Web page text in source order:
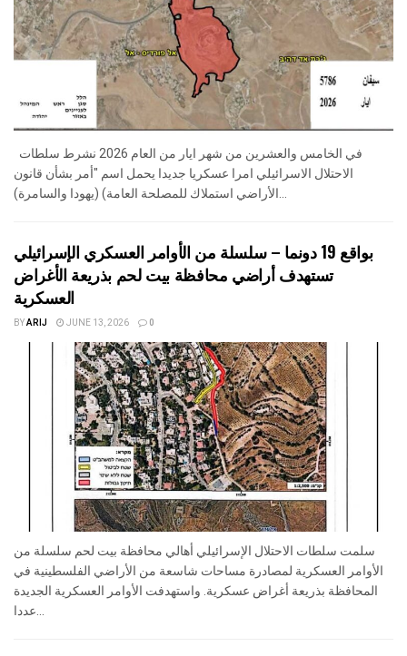
الاحتلال الاسرائيلي امرا عسكريا جديدا يحمل اسم "أمر بشأن قانون
الأراضي استملاك للمصلحة العامة) (يهودا والسامرة)...
بواقع 19 دونما – سلسلة من الأوامر العسكري الإسرائيلي
تستهدف أراضي محافظة بيت لحم بذريعة الأغراض
العسكرية
BYARIJ JUNE 13, 2026 0
سلمت سلطات الاحتلال الإسرائيلي أهالي محافظة بيت لحم سلسلة من
الأوامر العسكرية لمصادرة مساحات شاسعة من الأراضي الفلسطينية في
المحافظة بذريعة أغراض عسكرية. واستهدفت الأوامر العسكرية الجديدة
عددا...